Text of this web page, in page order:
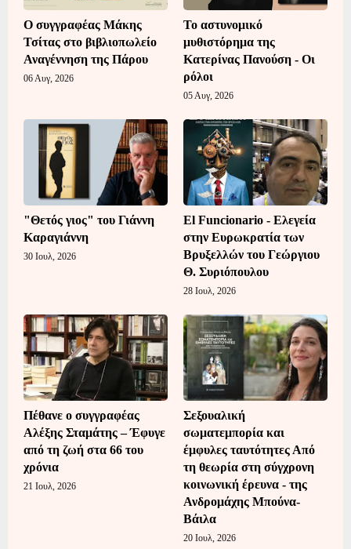
Ο συγγραφέας Μάκης
Τσίτας στο βιβλιοπωλείο
Αναγέννηση της Πάρου
06 Αυγ, 2026
Το αστυνομικό
μυθιστόρημα της
Κατερίνας Πανούση - Οι
ρόλοι
05 Αυγ, 2026
"Θετός γιος" του Γιάννη
Καραγιάννη
30 Ιουλ, 2026
El Funcionario - Ελεγεία
στην Ευρωκρατία των
Βρυξελλών του Γεώργιου
Θ. Συριόπουλου
28 Ιουλ, 2026
Πέθανε ο συγγραφέας
Αλέξης Σταμάτης – Έφυγε
από τη ζωή στα 66 του
χρόνια
21 Ιουλ, 2026
Σεξουαλική
σωματεμπορία και
έμφυλες ταυτότητες Από
τη θεωρία στη σύγχρονη
κοινωνική έρευνα - της
Ανδρομάχης Μπούνα-
Βάιλα
20 Ιουλ, 2026